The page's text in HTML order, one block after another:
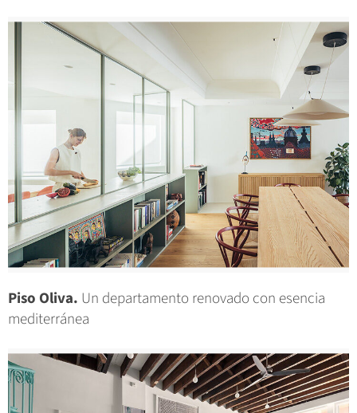
Piso Oliva. Un departamento renovado con esencia
mediterránea